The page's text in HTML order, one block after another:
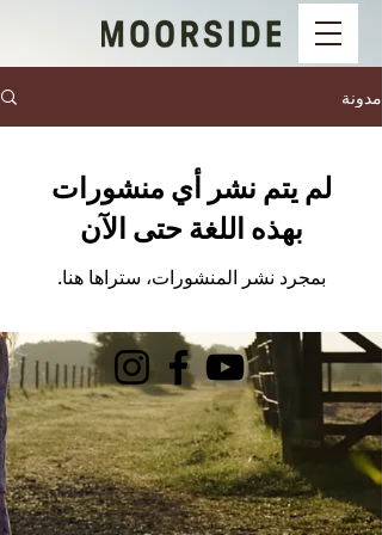
مدونة
لم يتم نشر أي منشورات
بهذه اللغة حتى الآن
بمجرد نشر المنشورات، ستراها هنا.